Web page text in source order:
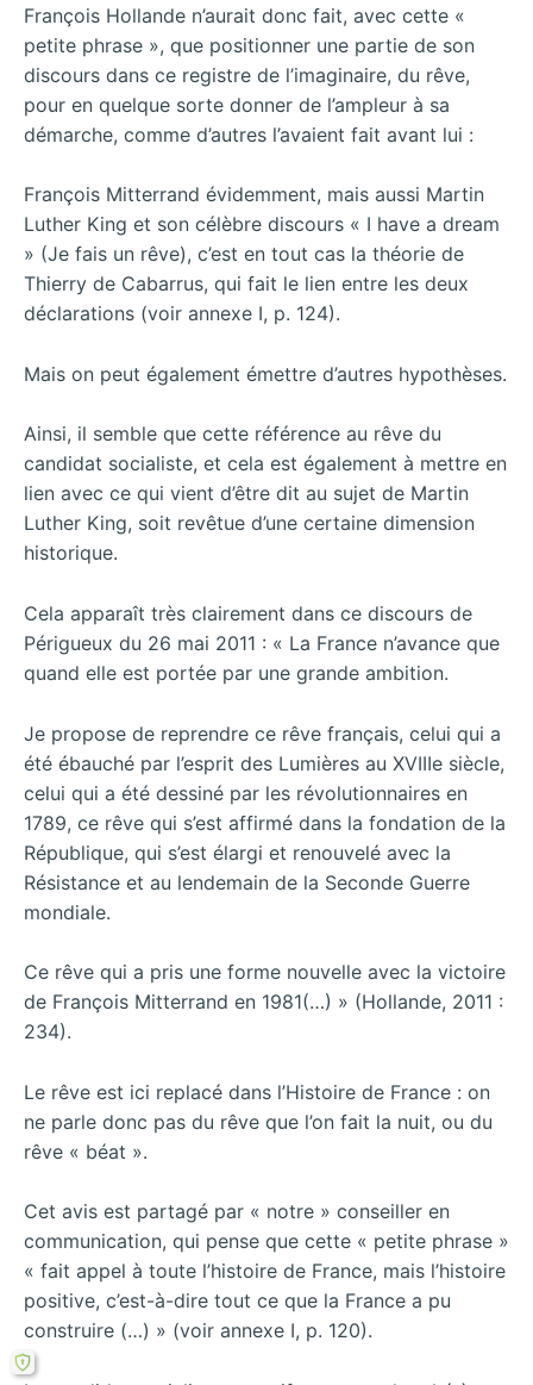
François Hollande n’aurait donc fait, avec cette «
petite phrase », que positionner une partie de son
discours dans ce registre de l’imaginaire, du rêve,
pour en quelque sorte donner de l’ampleur à sa
démarche, comme d’autres l’avaient fait avant lui :
François Mitterrand évidemment, mais aussi Martin
Luther King et son célèbre discours « I have a dream
» (Je fais un rêve), c’est en tout cas la théorie de
Thierry de Cabarrus, qui fait le lien entre les deux
déclarations (voir annexe I, p. 124).
Mais on peut également émettre d’autres hypothèses.
Ainsi, il semble que cette référence au rêve du
candidat socialiste, et cela est également à mettre en
lien avec ce qui vient d’être dit au sujet de Martin
Luther King, soit revêtue d’une certaine dimension
historique.
Cela apparaît très clairement dans ce discours de
Périgueux du 26 mai 2011 : « La France n’avance que
quand elle est portée par une grande ambition.
Je propose de reprendre ce rêve français, celui qui a
été ébauché par l’esprit des Lumières au XVIIIe siècle,
celui qui a été dessiné par les révolutionnaires en
1789, ce rêve qui s’est affirmé dans la fondation de la
République, qui s’est élargi et renouvelé avec la
Résistance et au lendemain de la Seconde Guerre
mondiale.
Ce rêve qui a pris une forme nouvelle avec la victoire
de François Mitterrand en 1981(…) » (Hollande, 2011 :
234).
Le rêve est ici replacé dans l’Histoire de France : on
ne parle donc pas du rêve que l’on fait la nuit, ou du
rêve « béat ».
Cet avis est partagé par « notre » conseiller en
communication, qui pense que cette « petite phrase »
« fait appel à toute l’histoire de France, mais l’histoire
positive, c’est-à-dire tout ce que la France a pu
construire (…) » (voir annexe I, p. 120).